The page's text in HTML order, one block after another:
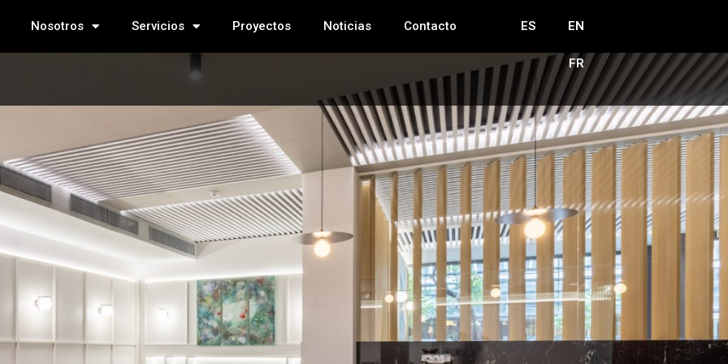
Nosotros Servicios Proyectos Noticias Contacto ES EN
FR